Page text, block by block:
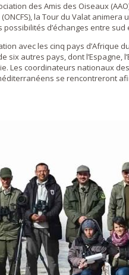
des Amis des Oiseaux
la Tour du Valat
d’échanges entre
avec les cinq pays d’Afrique
autres pays, dont l’Espagne,
Les coordinateurs nationaux
se rencontreront